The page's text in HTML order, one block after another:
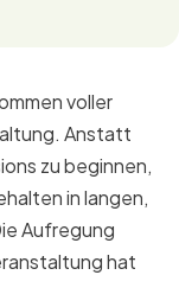
voller
Anstatt
zu beginnen,
in langen,
Aufregung
hat